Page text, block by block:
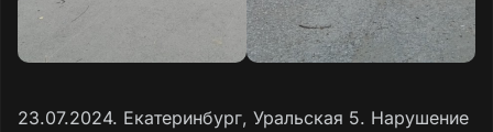
23.07.2024. Екатеринбург, Уральская 5. Нарушение